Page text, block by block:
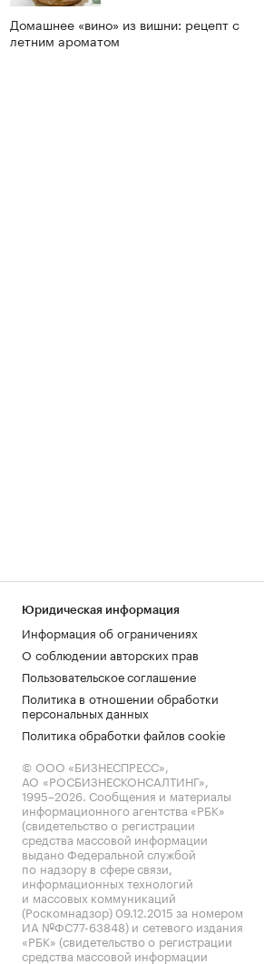
Домашнее «вино» из вишни: рецепт с
летним ароматом
Юридическая информация
Информация об ограничениях
О соблюдении авторских прав
Пользовательское соглашение
Политика в отношении обработки
персональных данных
Политика обработки файлов cookie
© ООО «БИЗНЕСПРЕСС»,
АО «РОСБИЗНЕСКОНСАЛТИНГ»,
1995–2026. Сообщения и материалы
информационного агентства «РБК»
(свидетельство о регистрации
средства массовой информации
выдано Федеральной службой
по надзору в сфере связи,
информационных технологий
и массовых коммуникаций
(Роскомнадзор) 09.12.2015 за номером
ИА №ФС77-63848) и сетевого издания
«РБК» (свидетельство о регистрации
средства массовой информации